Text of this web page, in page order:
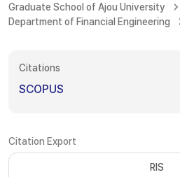
Graduate School of Ajou University
Department of Financial Engineering
Citations
SCOPUS
Citation Export
RIS